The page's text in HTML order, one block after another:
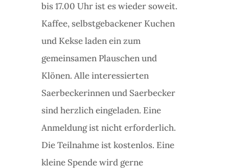
bis 17.00 Uhr ist es wieder soweit.
Kaffee, selbstgebackener Kuchen
und Kekse laden ein zum
gemeinsamen Plauschen und
Klönen. Alle interessierten
Saerbeckerinnen und Saerbecker
sind herzlich eingeladen. Eine
Anmeldung ist nicht erforderlich.
Die Teilnahme ist kostenlos. Eine
kleine Spende wird gerne